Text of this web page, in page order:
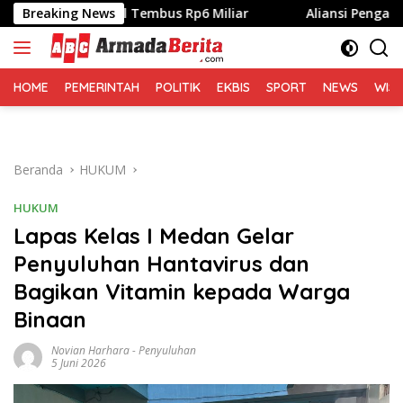
Langsung
ke
konten
Breaking News
Tembus Rp6 Miliar Aliansi Pengamat
HOME PEMERINTAH POLITIK EKBIS SPORT NEWS
Beranda HUKUM
HUKUM
Lapas Kelas I Medan Gelar
Penyuluhan Hantavirus dan
Bagikan Vitamin kepada Warga
Binaan
Novian Harhara-Penyuluhan
5 Juni 2026